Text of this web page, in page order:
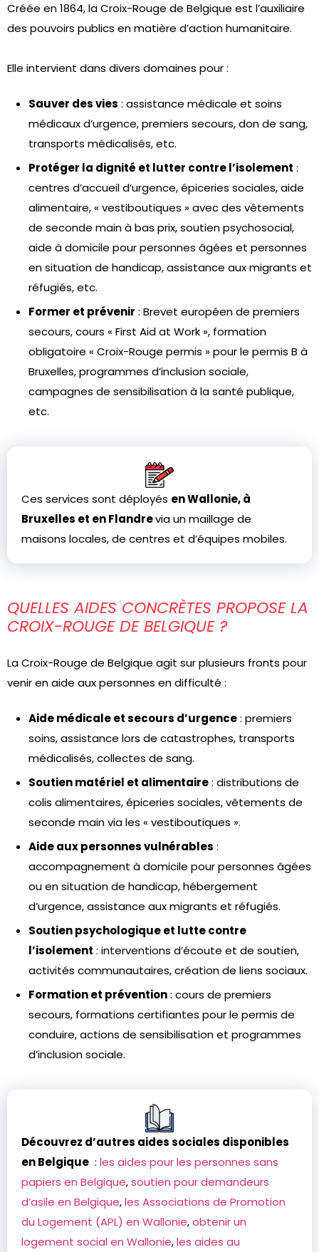
Créée en 1864, la Croix-Rouge de Belgique est l’auxiliaire
des pouvoirs publics en matière d’action humanitaire.
Elle intervient dans divers domaines pour :
Sauver des vies : assistance médicale et soins
médicaux d’urgence, premiers secours, don de sang,
transports médicalisés, etc.
Protéger la dignité et lutter contre l’isolement :
centres d’accueil d’urgence, épiceries sociales, aide
alimentaire, « vestiboutiques » avec des vêtements
de seconde main à bas prix, soutien psychosocial,
aide à domicile pour personnes âgées et personnes
en situation de handicap, assistance aux migrants et
réfugiés, etc.
Former et prévenir : Brevet européen de premiers
secours, cours « First Aid at Work », formation
obligatoire « Croix-Rouge permis » pour le permis B à
Bruxelles, programmes d’inclusion sociale,
campagnes de sensibilisation à la santé publique,
etc.
Ces services sont déployés en Wallonie, à
Bruxelles et en Flandrevia un maillage de
maisons locales, de centres et d’équipes mobiles.
QUELLES AIDES CONCRÈTES PROPOSE LA
CROIX-ROUGE DE BELGIQUE ?
La Croix-Rouge de Belgique agit sur plusieurs fronts pour
venir en aide aux personnes en difficulté :
Aide médicale et secours d’urgence: premiers
soins, assistance lors de catastrophes, transports
médicalisés, collectes de sang.
Soutien matériel et alimentaire: distributions de
colis alimentaires, épiceries sociales, vêtements de
seconde main via les « vestiboutiques ».
Aide aux personnes vulnérables :
accompagnement à domicile pour personnes âgées
ou en situation de handicap, hébergement
d’urgence, assistance aux migrants et réfugiés.
Soutien psychologique et lutte contre
l’isolement : interventions d’écoute et de soutien,
activités communautaires, création de liens sociaux.
Formation et prévention: cours de premiers
secours, formations certifiantes pour le permis de
conduire, actions de sensibilisation et programmes
d’inclusion sociale.
Découvrez d’autres aides sociales disponibles
en Belgique : les aides pour les personnes sans
papiers en Belgique,soutien pour demandeurs
d’asile en Belgique,les Associations de Promotion
du Logement (APL) en Wallonie,obtenir un
logement social en Wallonie,les aides au